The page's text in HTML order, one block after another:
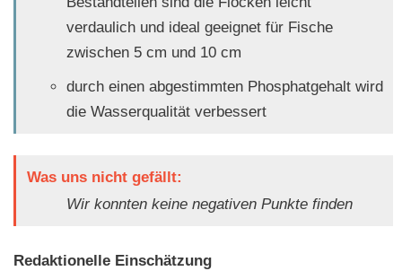
verdaulich und ideal geeignet für Fische
zwischen 5 cm und 10 cm
durch einen abgestimmten Phosphatgehalt wird
die Wasserqualität verbessert
Was uns nicht gefällt:
Wir konnten keine negativen Punkte finden
Redaktionelle Einschätzung